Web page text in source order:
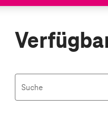
Suche